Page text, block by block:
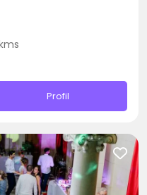
Profil